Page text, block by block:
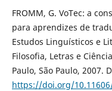
FROMM, G. VoTec: a
para aprendizes de
Estudos Linguísticos e
Filosofia, Letras e
Paulo, São Paulo, 2007.
https://doi.org/